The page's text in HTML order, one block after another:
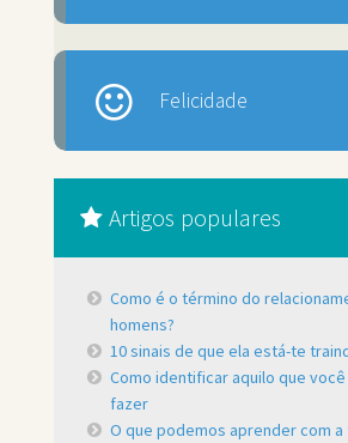
Felicidade
Artigos populares
Como é o término do
homens?
10 sinais de que ela está-te
Como identificar aquilo que
fazer
O que podemos aprender com a